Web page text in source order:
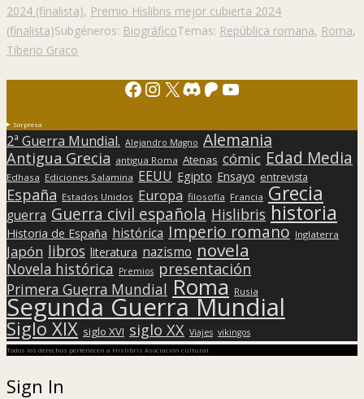
2024 (finalista), Premio Hislibris mejor cubierta 2024
(finalista)Subgéneros: BiográficoTemas: República romana, Roma,
Tiberio Graco
Facebook
Instagram
X Discord
Patreon
YouTube
Sorpresa
2ª Guerra Mundial. Alejandro Magno Alemania
Antigua Grecia antigua Roma Atenas cómic Edad Media
Edhasa Ediciones Salamina EEUU Egipto Ensayo entrevista
España Estados Unidos Europa filosofía Francia Grecia
guerra Guerra civil española Hislibris historia
Historia de España histórica Imperio romano Inglaterra
Japón libros literatura nazismo novela
Novela histórica Premios presentación
Primera Guerra Mundial Roma Rusia
Segunda Guerra Mundial
Siglo XIX siglo XVI siglo XX Viajes vikingos
Todos los derechos pertenecen a Hislibris Asociación cultural
Sign In